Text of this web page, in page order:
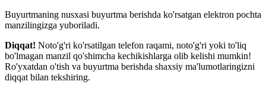
Buyurtmaning nusxasi buyurtma berishda ko'rsatgan elektron pochta
manzilingizga yuboriladi.
Diqqat! Noto'g'ri ko'rsatilgan telefon raqami, noto'g'ri yoki to'liq
bo'lmagan manzil qo'shimcha kechikishlarga olib kelishi mumkin!
Ro'yxatdan o'tish va buyurtma berishda shaxsiy ma'lumotlaringizni
diqqat bilan tekshiring.